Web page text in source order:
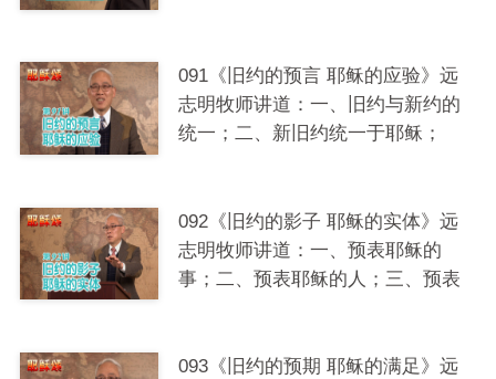
091《旧约的预言 耶稣的应验》远
志明牧师讲道：一、旧约与新约的
统一；二、新旧约统一于耶稣；
092《旧约的影子 耶稣的实体》远
志明牧师讲道：一、预表耶稣的
事；二、预表耶稣的人；三、预表
093《旧约的预期 耶稣的满足》远